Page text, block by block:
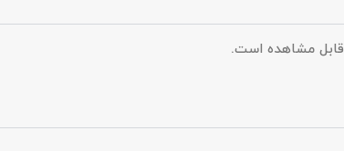
قابل مشاهده است.